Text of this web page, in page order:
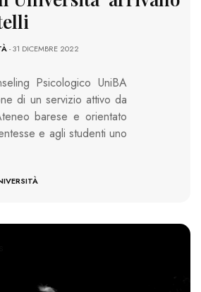
- 31 DICEMBRE 2022
Psicologico UniBA
di un servizio attivo da
barese e orientato
e agli studenti uno